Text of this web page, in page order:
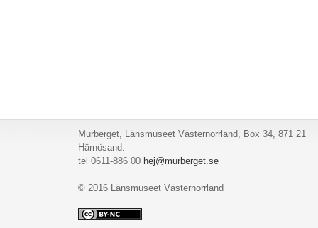
Murberget, Länsmuseet Västernorrland, Box 34, 871 21
Härnösand.
tel 0611-886 00 hej@murberget.se
© 2016 Länsmuseet Västernorrland